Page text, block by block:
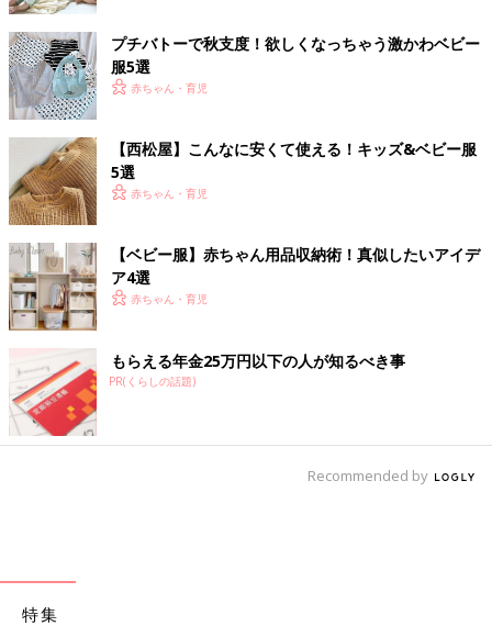
YUKAさん(@yukaaaaaaa713)がシェアした投稿
YUKAさんは、ベビーの生後6ヶ月をお祝いするハーフバースデー
お洋服！」ととっても気に入っているそうで、100日祝いの時に
男の子はかわいい&爽やかにキマる！
プチバトーで秋支度！欲しくなっちゃう激かわベビー
服5選
赤ちゃん・育児
【西松屋】こんなに安くて使える！キッズ&ベビー服
5選
赤ちゃん・育児
【ベビー服】赤ちゃん用品収納術！真似したいアイデ
ア4選
赤ちゃん・育児
もらえる年金25万円以下の人が知るべき事
PR(くらしの話題)
Recommended by
特集